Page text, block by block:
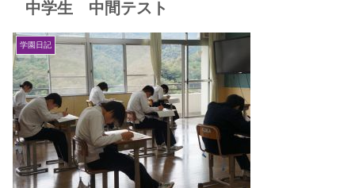
中学生 中間テスト
学園日記